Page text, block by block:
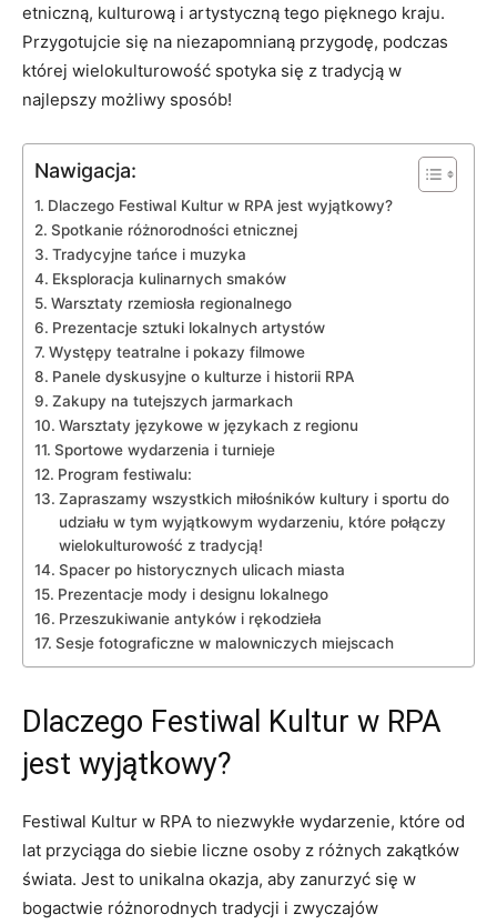
etniczną, kulturową i artystyczną tego pięknego kraju.
Przygotujcie się ​na niezapomnianą przygodę, podczas
której wielokulturowość spotyka się z tradycją w
najlepszy⁢ możliwy ‍sposób!
Nawigacja:
Dlaczego Festiwal Kultur⁣ w RPA jest wyjątkowy?
Spotkanie ⁢różnorodności etnicznej
Tradycyjne tańce i muzyka
Eksploracja kulinarnych smaków
Warsztaty rzemiosła regionalnego
Prezentacje sztuki lokalnych artystów
Występy‍ teatralne ⁣i pokazy filmowe
Panele dyskusyjne o ⁣kulturze i historii RPA
Zakupy na tutejszych jarmarkach
Warsztaty⁤ językowe ⁣w językach ​z ⁤regionu
Sportowe wydarzenia‌ i turnieje
Program festiwalu:
Zapraszamy wszystkich miłośników kultury i⁢ sportu‌ do
udziału ‍w tym wyjątkowym⁤ wydarzeniu, które połączy​
wielokulturowość z tradycją!
Spacer⁤ po historycznych⁣ ulicach​ miasta
Prezentacje mody i⁢ designu lokalnego
Przeszukiwanie antyków i rękodzieła
Sesje fotograficzne w malowniczych​ miejscach
Dlaczego Festiwal Kultur⁣ w RPA
jest wyjątkowy?
Festiwal ‌Kultur w RPA to niezwykłe wydarzenie, ‌które ⁢od
lat ⁢przyciąga‍ do siebie ⁢liczne osoby z różnych zakątków
świata. Jest to unikalna okazja, aby zanurzyć się⁣ w
bogactwie różnorodnych tradycji⁣ i zwyczajów